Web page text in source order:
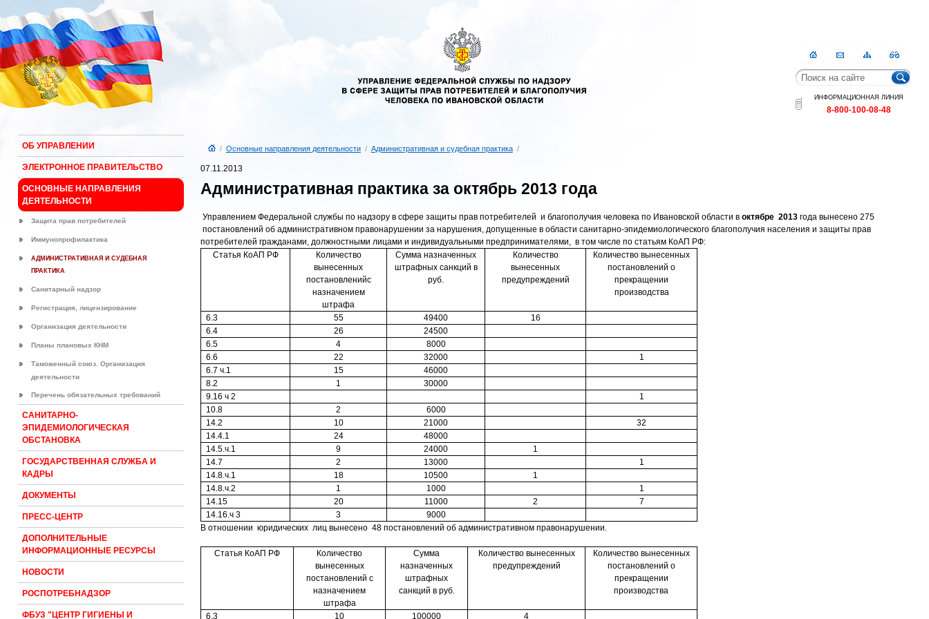
ГлавнаяКонтактыКарта
сайта
RSS
ИНФОРМАЦИОННАЯ ЛИНИЯ
8-800-100-08-48
ОБ УПРАВЛЕНИИ
ЭЛЕКТРОННОЕ ПРАВИТЕЛЬСТВО
ОСНОВНЫЕ НАПРАВЛЕНИЯ
ДЕЯТЕЛЬНОСТИ
Защита прав потребителей
Иммунопрофилактика
АДМИНИСТРАТИВНАЯ И СУДЕБНАЯ
ПРАКТИКА
Санитарный надзор
Регистрация, лицензирование
Организация деятельности
Планы плановых КНМ
Таможенный союз. Организация
деятельности
Перечень обязательных требований
САНИТАРНО-
ЭПИДЕМИОЛОГИЧЕСКАЯ
ОБСТАНОВКА
ГОСУДАРСТВЕННАЯ СЛУЖБА И
КАДРЫ
ДОКУМЕНТЫ
ПРЕСС-ЦЕНТР
ДОПОЛНИТЕЛЬНЫЕ
ИНФОРМАЦИОННЫЕ РЕСУРСЫ
НОВОСТИ
РОСПОТРЕБНАДЗОР
ФБУЗ "ЦЕНТР ГИГИЕНЫ И
/ Основные направления деятельности/ Административная и судебная практика/
07.11.2013
Административная практика за октябрь 2013 года
Управлением Федеральной службы по надзору в сфере защиты прав потребителей и благополучия человека по Ивановской области в октябре 2013 года вынесено 275
постановлений об административном правонарушении за нарушения, допущенные в области санитарно-эпидемиологического благополучия населения и защиты прав
потребителей гражданами, должностными лицами и индивидуальными предпринимателями,
в том числе по статьям КоАП РФ:
Статья КоАП РФ
Количество
вынесенных
постановленийс
назначением
штрафа
Сумма назначенных
штрафных санкций в
руб.
Количество
вынесенных
предупреждений
Количество вынесенных
постановлений о
прекращении
производства
6.3 55 49400
16
6.4
26
24500
6.5
4
8000
6.6
22 32000
1
6.7 ч.1
15
46000
8.2
1
30000
9.16 ч 2
1
10.8
2
6000
14.2
10 21000
32
14.4.1
24
48000
14.5.ч.1
9 24000
1
14.7
2 13000
1
14.8.ч.1
18 10500
1
14.8.ч.2
1 1000
1
14.15
20 11000 2
7
14.16.ч 3
3
9000
В отношении юридических лиц вынесено 48 постановлений об административном правонарушении.
Статья КоАП РФ
Количество
вынесенных
постановлений с
назначением
штрафа
Сумма
назначенных
штрафных
санкций в руб.
Количество вынесенных
предупреждений
Количество вынесенных
постановлений о
прекращении
производства
6.3 10 100000
4